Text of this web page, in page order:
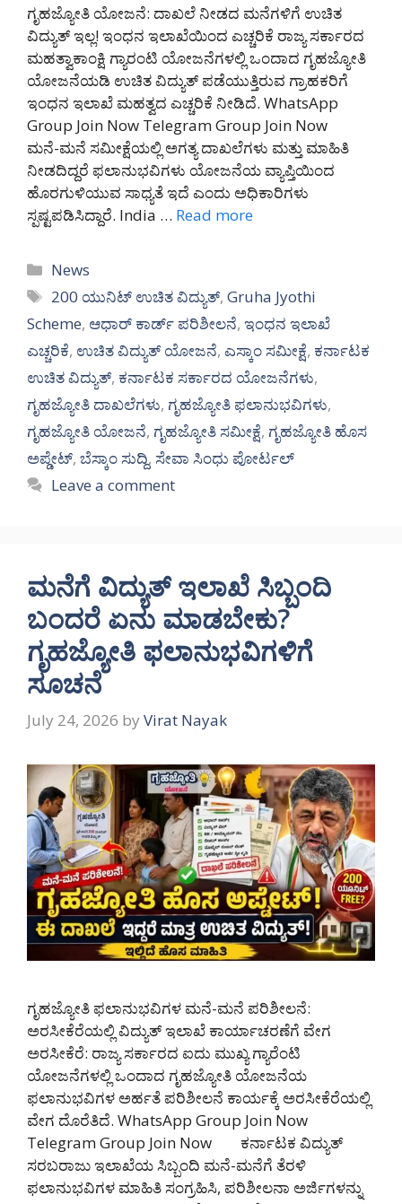
ಗೃಹಜ್ಯೋತಿ ಯೋಜನೆ: ದಾಖಲೆ ನೀಡದ ಮನೆಗಳಿಗೆ ಉಚಿತ
ವಿದ್ಯುತ್‌ ಇಲ್ಲ! ಇಂಧನ ಇಲಾಖೆಯಿಂದ ಎಚ್ಚರಿಕೆ ರಾಜ್ಯ ಸರ್ಕಾರದ
ಮಹತ್ವಾಕಾಂಕ್ಷಿ ಗ್ಯಾರಂಟಿ ಯೋಜನೆಗಳಲ್ಲಿ ಒಂದಾದ ಗೃಹಜ್ಯೋತಿ
ಯೋಜನೆಯಡಿ ಉಚಿತ ವಿದ್ಯುತ್ ಪಡೆಯುತ್ತಿರುವ ಗ್ರಾಹಕರಿಗೆ
ಇಂಧನ ಇಲಾಖೆ ಮಹತ್ವದ ಎಚ್ಚರಿಕೆ ನೀಡಿದೆ. WhatsApp
Group Join Now Telegram Group Join Now
ಮನೆ-ಮನೆ ಸಮೀಕ್ಷೆಯಲ್ಲಿ ಅಗತ್ಯ ದಾಖಲೆಗಳು ಮತ್ತು ಮಾಹಿತಿ
ನೀಡದಿದ್ದರೆ ಫಲಾನುಭವಿಗಳು ಯೋಜನೆಯ ವ್ಯಾಪ್ತಿಯಿಂದ
ಹೊರಗುಳಿಯುವ ಸಾಧ್ಯತೆ ಇದೆ ಎಂದು ಅಧಿಕಾರಿಗಳು
ಸ್ಪಷ್ಟಪಡಿಸಿದ್ದಾರೆ. India … Read more
Categories
News
Tags
200 ಯುನಿಟ್ ಉಚಿತ ವಿದ್ಯುತ್,Gruha Jyothi
Scheme, ಆಧಾರ್ ಕಾರ್ಡ್ ಪರಿಶೀಲನೆ, ಇಂಧನ ಇಲಾಖೆ
ಎಚ್ಚರಿಕೆ, ಉಚಿತ ವಿದ್ಯುತ್ ಯೋಜನೆ, ಎಸ್ಕಾಂ ಸಮೀಕ್ಷೆ, ಕರ್ನಾಟಕ
ಉಚಿತ ವಿದ್ಯುತ್, ಕರ್ನಾಟಕ ಸರ್ಕಾರದ ಯೋಜನೆಗಳು,
ಗೃಹಜ್ಯೋತಿ ದಾಖಲೆಗಳು, ಗೃಹಜ್ಯೋತಿ ಫಲಾನುಭವಿಗಳು,
ಗೃಹಜ್ಯೋತಿ ಯೋಜನೆ, ಗೃಹಜ್ಯೋತಿ ಸಮೀಕ್ಷೆ, ಗೃಹಜ್ಯೋತಿ ಹೊಸ
ಅಪ್ಡೇಟ್, ಬೆಸ್ಕಾಂ ಸುದ್ದಿ, ಸೇವಾ ಸಿಂಧು ಪೋರ್ಟಲ್
Leave a comment
ಮನೆಗೆ ವಿದ್ಯುತ್ ಇಲಾಖೆ ಸಿಬ್ಬಂದಿ
ಬಂದರೆ ಏನು ಮಾಡಬೇಕು?
ಗೃಹಜ್ಯೋತಿ ಫಲಾನುಭವಿಗಳಿಗೆ
ಸೂಚನೆ
July 24, 2026 by Virat Nayak
ಗೃಹಜ್ಯೋತಿ ಫಲಾನುಭವಿಗಳ ಮನೆ-ಮನೆ ಪರಿಶೀಲನೆ:
ಅರಸೀಕೆರೆಯಲ್ಲಿ ವಿದ್ಯುತ್ ಇಲಾಖೆ ಕಾರ್ಯಾಚರಣೆಗೆ ವೇಗ
ಅರಸೀಕೆರೆ: ರಾಜ್ಯ ಸರ್ಕಾರದ ಐದು ಮುಖ್ಯ ಗ್ಯಾರೆಂಟಿ
ಯೋಜನೆಗಳಲ್ಲಿ ಒಂದಾದ ಗೃಹಜ್ಯೋತಿ ಯೋಜನೆಯ
ಫಲಾನುಭವಿಗಳ ಅರ್ಹತೆ ಪರಿಶೀಲನೆ ಕಾರ್ಯಕ್ಕೆ ಅರಸೀಕೆರೆಯಲ್ಲಿ
ವೇಗ ದೊರೆತಿದೆ. WhatsApp Group Join Now
Telegram Group Join Now ಕರ್ನಾಟಕ ವಿದ್ಯುತ್
ಸರಬರಾಜು ಇಲಾಖೆಯ ಸಿಬ್ಬಂದಿ ಮನೆ-ಮನೆಗೆ ತೆರಳಿ
ಫಲಾನುಭವಿಗಳ ಮಾಹಿತಿ ಸಂಗ್ರಹಿಸಿ, ಪರಿಶೀಲನಾ ಅರ್ಜಿಗಳನ್ನು